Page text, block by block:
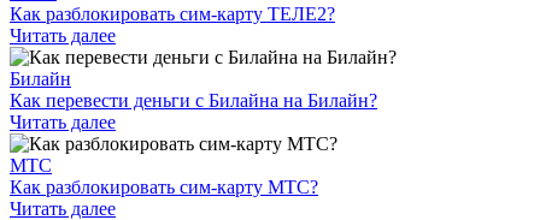
Как разблокировать сим-карту ТЕЛЕ2?
Читать далее
Билайн
Как перевести деньги с Билайна на Билайн?
Читать далее
МТС
Как разблокировать сим-карту МТС?
Читать далее